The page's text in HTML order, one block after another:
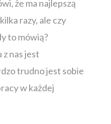
że ma najlepszą
razy, ale czy
to mówią?
nas jest
trudno jest sobie
w każdej